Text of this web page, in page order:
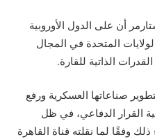
أن على الدول الأوروبية
المتحدة في المجال
الذاتية للقارة.
صناعاتها العسكرية ورفع
القرار الدفاعي، في ظل
وفقًا لما نقلته قناة القاهرة